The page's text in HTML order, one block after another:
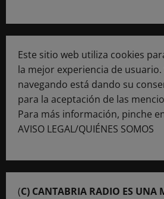
Este sitio web utiliza cookies
la mejor experiencia de
navegando está dando su
para la aceptación de las
Para más información, pinche
AVISO LEGAL/QUIÉNES SOMOS
(C) CANTABRIA RADIO ES UNA